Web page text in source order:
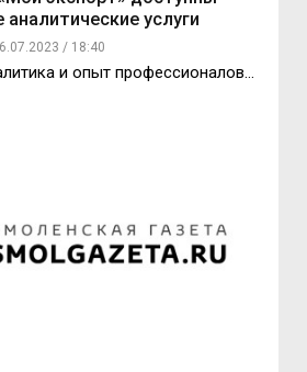
услуги
/ 18:40
и опыт профессионалов…